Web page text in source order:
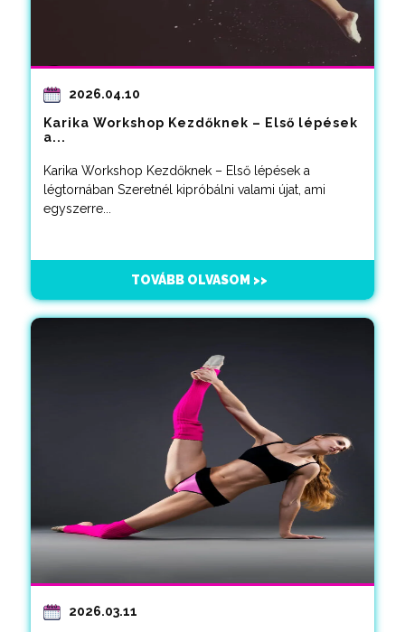
2026.04.10
Karika Workshop Kezdőknek – Első lépések
a...
Karika Workshop Kezdőknek – Első lépések a
légtornában Szeretnél kipróbálni valami újat, ami
egyszerre...
TOVÁBB OLVASOM >>
2026.03.11